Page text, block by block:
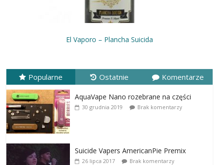
El Vaporo – Plancha Suicida
Popularne Ostatnie Komentarze
AquaVape Nano rozebrane na części
30 grudnia 2019 Brak komentarzy
Suicide Vapers AmericanPie Premix
26 lipca 2017 Brak komentarzy